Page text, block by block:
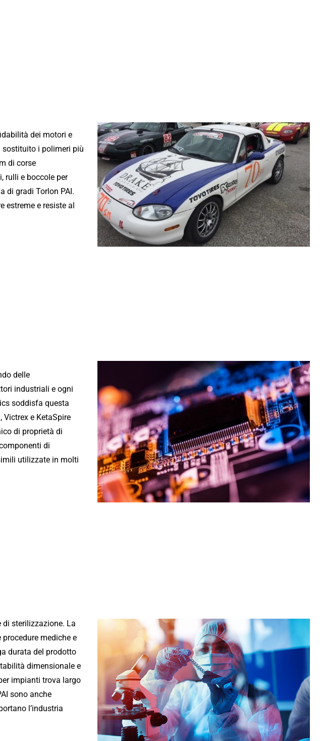
dei motori e
sostituito i polimeri più
di corse
rulli e boccole per
di gradi Torlon PAI.
estreme e resiste al
delle
industriali e ogni
soddisfa questa
e KetaSpire
di proprietà di
di
utilizzate in molti
di sterilizzazione. La
mediche e
durata del prodotto
dimensionale e
impianti trova largo
sono anche
l’industria